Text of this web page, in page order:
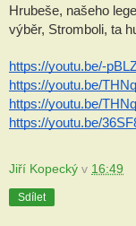
Hrubeše, našeho
výběr, Stromboli, ta
https://youtu.be/-
https://youtu.be/
https://youtu.be/
https://youtu.be/
Jiří Kopecký v 16:49
Sdílet